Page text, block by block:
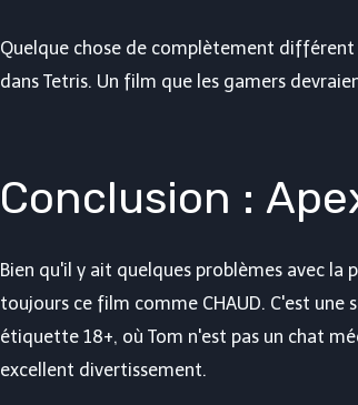
Quelque chose de complètement
dans Tetris. Un film que les gamers
Conclusion :
Bien qu'il y ait quelques problèmes avec
toujours ce film comme CHAUD. C'est
étiquette 18+, où Tom n'est pas un chat
excellent divertissement.